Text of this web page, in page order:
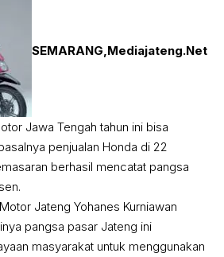
SEMARANG,Mediajateng.Net
Jawa Tengah tahun ini bisa
penjualan Honda di 22
berhasil mencatat pangsa
Jateng Yohanes Kurniawan
pangsa pasar Jateng ini
masyarakat untuk menggunakan